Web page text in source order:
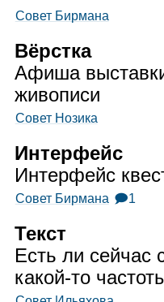
Совет Бирмана
Вёрстка
Афиша
живописи
Совет Нозика
Интерфейс
Интерфейс
Совет Бирмана 🗩1
Текст
Есть ли сейчас
какой‑то